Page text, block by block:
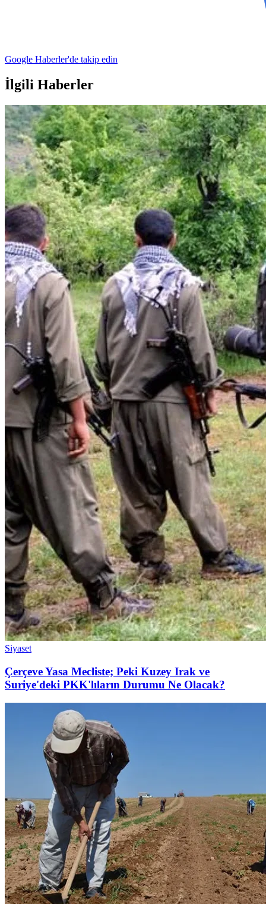
Google Haberler'de takip edin
İlgili Haberler
Siyaset
Çerçeve Yasa Mecliste; Peki Kuzey Irak ve
Suriye'deki PKK'lıların Durumu Ne Olacak?